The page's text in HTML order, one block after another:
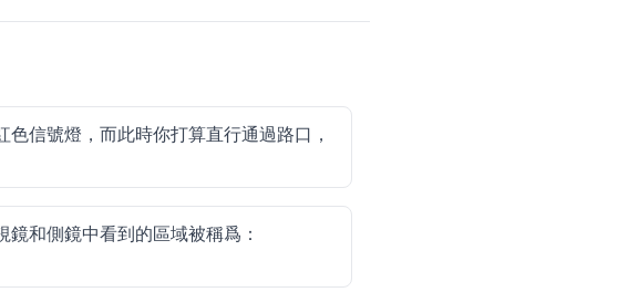
色信號燈，而此時你打算直行通過路口，
鏡和側鏡中看到的區域被稱爲：